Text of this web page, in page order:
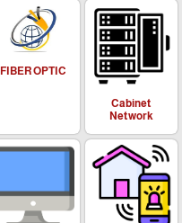
Cabinet
Network
FIBER OPTIC